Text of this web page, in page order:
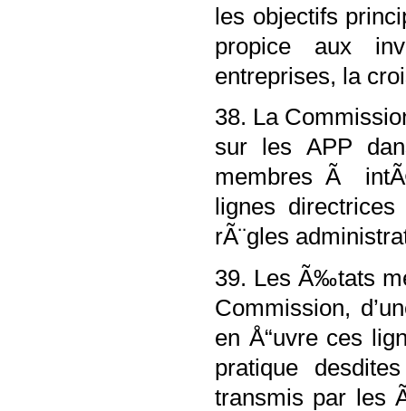
les objectifs
propice aux
entreprises, la
38. La
sur les APP
membres Ã
lignes
rÃ¨gles
39. Les Ã‰tats
Commission,
en Å“uvre ces
pratique
transmis par les